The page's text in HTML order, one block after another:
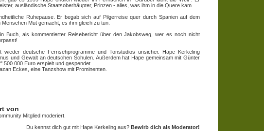
ausländische Staatsoberhäupter, Prinzen - alles, was ihm in die Quere kam.
Ruhepause. Er begab sich auf Pilgerreise quer durch Spanien auf dem
Mut gemacht, es ihm gleich zu tun.
Buch, als kommentierter Reisebericht über den Jakobsweg, wer es noch nicht
deutsche Fernsehprogramme und Tonstudios unsicher. Hape Kerkeling
und Gewalt an deutschen Schulen. Außerdem hat Hape gemeinsam mit Günter
500.000 Euro erspielt und gespendet.
Eckes, eine Tanzshow mit Prominenten.
von
Mitglied moderiert.
Du kennst dich gut mit Hape Kerkeling aus? Bewirb dich als Moderator!